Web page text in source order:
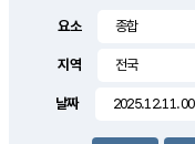
요소
지역
날짜